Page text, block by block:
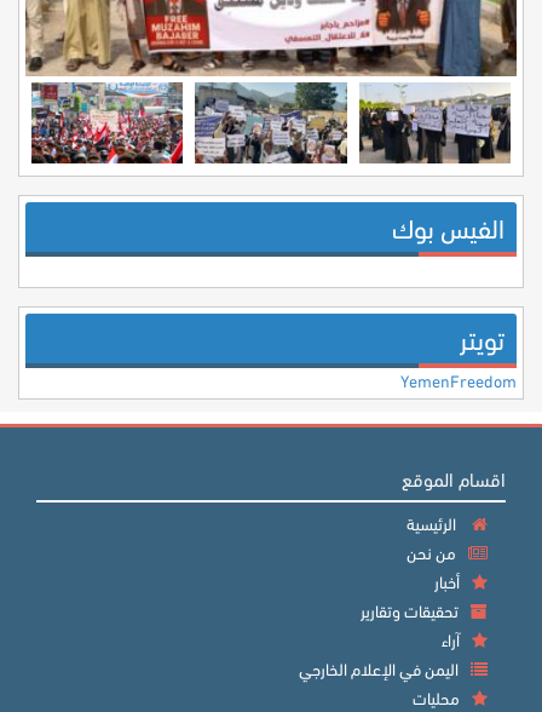
الفيس بوك
تويتر
YemenFreedom
اقسام الموقع
الرئيسية
من نحن
أخبار
تحقيقات وتقارير
آراء
اليمن في الإعلام الخارجي
محليات